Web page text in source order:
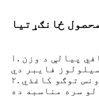
ځانګړتیا
۱. د بیا کارولو وړ—د ټونچنټ د کافي پیالې د وزن
۲. کامل اندازه — د ۱۰ ۱۲ ۱۶ ۲۰ اونس توګو کاغذي